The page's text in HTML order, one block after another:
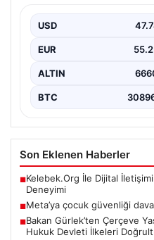
USD
EUR
ALTIN
BTC
Son Eklenen Haberler
■Kelebek.Org İle Dijital
Deneyimi
■Meta’ya çocuk güvenliği
■Bakan Gürlek’ten Çerçeve
Hukuk Devleti İlkeleri